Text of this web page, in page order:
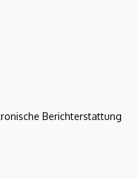
Berichterstattung